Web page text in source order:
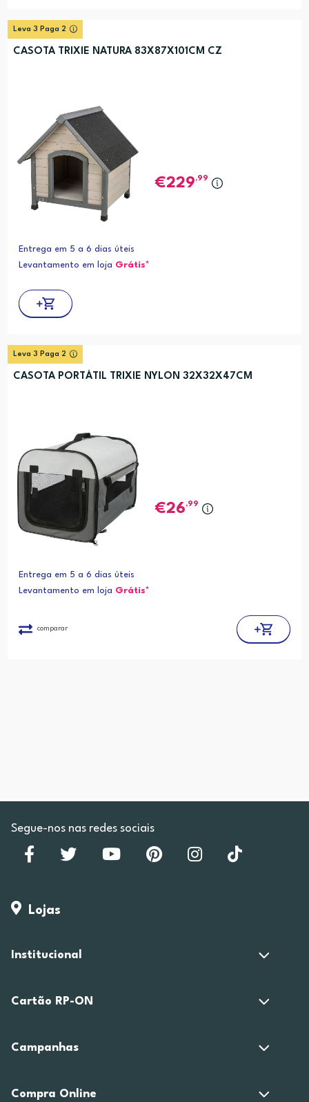
Leva 3 Paga 2
CASOTA TRIXIE NATURA 83X87X101CM CZ
229,99
Entrega em 5 a 6 dias úteis
Levantamento em loja Grátis*
Leva 3 Paga 2
CASOTA PORTÁTIL TRIXIE NYLON 32X32X47CM
26,99
Entrega em 5 a 6 dias úteis
Levantamento em loja Grátis*
comparar
Segue-nos nas redes sociais
Lojas
Institucional
Cartão RP-ON
Campanhas
Compra Online